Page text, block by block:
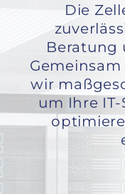
Die
Beratung
wir
um Ihre